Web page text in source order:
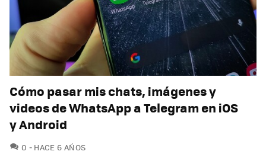
Cómo pasar mis chats, imágenes y
videos de WhatsApp a Telegram en iOS
y Android
0 COMENTARIOS
HACE 6 AÑOS